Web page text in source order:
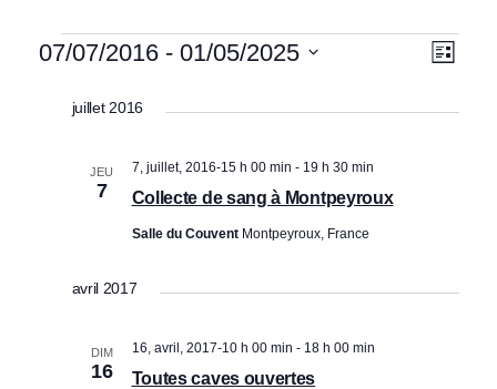
Évènements
N
v
i
N
v
Liste
07/07/2016 - 01/05/2025
juillet 2016
JEU
7 Collecte de sang à Montpeyroux
7, juillet, 2016-15 h 00 min - 19 h 30 min
Salle du Couvent Montpeyroux, France
avril 2017
DIM
16 Toutes caves ouvertes
16, avril, 2017-10 h 00 min - 18 h 00 min